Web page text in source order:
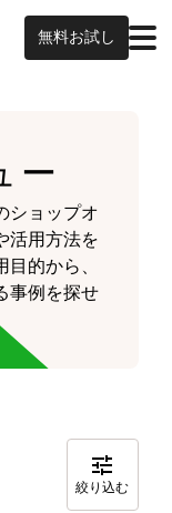
無料お試し
ー
ショップオ
活用方法を
目的から、
事例を探せ
絞り込む